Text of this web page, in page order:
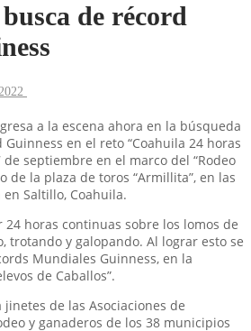
de récord
a la escena ahora en la búsqueda
en el reto “Coahuila 24 horas
septiembre en el marco del “Rodeo
de la plaza de toros “Armillita”, en las
Saltillo, Coahuila.
24 horas continuas sobre los lomos de
trotando y galopando. Al lograr esto se
Mundiales Guinness, en la
de Caballos”.
de las Asociaciones de
y ganaderos de los 38 municipios